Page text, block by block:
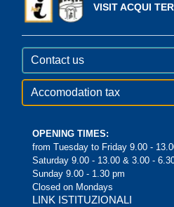
VISIT ACQUI
Contact us
Accomodation tax
OPENING TIMES:
from Tuesday to Friday 9.00 -
Saturday 9.00 - 13.00 & 3.00 -
Sunday 9.00 - 1.30 pm
Closed on Mondays
LINK ISTITUZIONALI